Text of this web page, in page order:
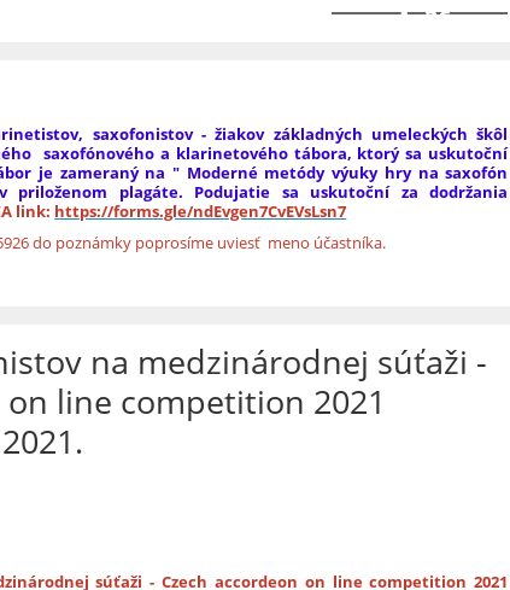
36
saxofonistov - žiakov základných umeleckých škôl
saxofónového a klarinetového tábora, ktorý sa uskutoční
je zameraný na " Moderné metódy výuky hry na saxofón
plagáte. Podujatie sa uskutoční za dodržania
link: https://forms.gle/ndEvgen7CvEVsLsn7
do poznámky poprosíme uviesť meno účastníka.
na medzinárodnej súťaži -
line competition 2021
súťaži - Czech accordeon on line competition 2021